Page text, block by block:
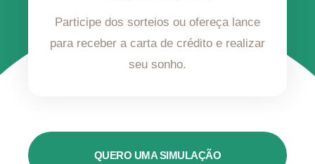
Participe dos sorteios ou ofereça lance
para receber a carta de crédito e realizar
seu sonho.
QUERO UMA SIMULAÇÃO